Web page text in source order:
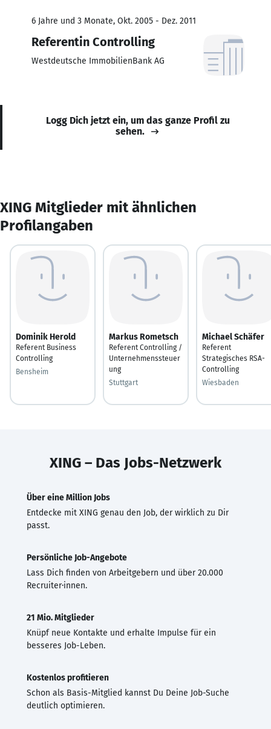
6 Jahre und 3 Monate, Okt. 2005 - Dez. 2011
Referentin Controlling
Westdeutsche ImmobilienBank AG
Logg Dich jetzt ein, um das ganze Profil zu
sehen.
XING Mitglieder mit ähnlichen
Profilangaben
Dominik Herold
Referent Business
Controlling
Bensheim
Markus Rometsch
Referent Controlling /
Unternehmenssteuer
ung
Stuttgart
Michael Schäfer
Referent
Strategisches RSA-
Controlling
Wiesbaden
XING – Das Jobs-Netzwerk
Über eine Million Jobs
Entdecke mit XING genau den Job, der wirklich zu Dir
passt.
Persönliche Job-Angebote
Lass Dich finden von Arbeitgebern und über 20.000
Recruiter·innen.
21 Mio. Mitglieder
Knüpf neue Kontakte und erhalte Impulse für ein
besseres Job-Leben.
Kostenlos profitieren
Schon als Basis-Mitglied kannst Du Deine Job-Suche
deutlich optimieren.